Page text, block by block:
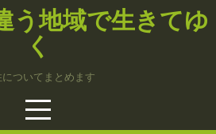
う地域で生きてゆ
く
ついてまとめます